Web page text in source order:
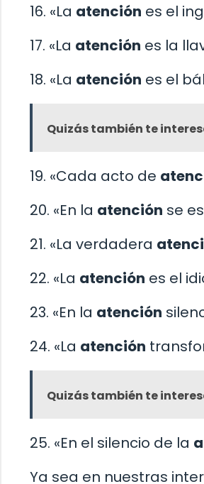
16. «La atención es el
17. «La atención es la
18. «La atención es el
Quizás también te
19. «Cada acto de
20. «En la atención se
21. «La verdadera
22. «La atención es el
23. «En la atención
24. «La atención
Quizás también te
25. «En el silencio de la
Ya sea en nuestras